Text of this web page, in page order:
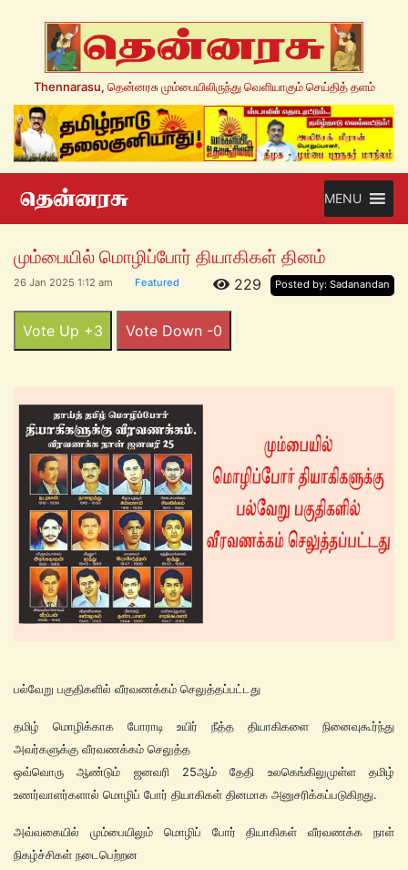
Thennarasu, தென்னரசு மும்பையிலிருந்து வெளியாகும் செய்தித் தளம்
MENU
மும்பையில் மொழிப்போர் தியாகிகள் தினம்
26 Jan 2025 1:12 am Featured Posted by: Sadanandan
229
Vote Up +3 Vote Down -0
பல்வேறு பகுதிகளில் வீரவணக்கம் செலுத்தப்பட்டது
தமிழ் மொழிக்காக போராடி உயிர் நீத்த தியாகிகளை நினைவுகூர்ந்து
அவர்களுக்கு வீரவணக்கம் செலுத்த
ஒவ்வொரு ஆண்டும் ஜனவரி 25ஆம் தேதி உலகெங்கிலுமுள்ள தமிழ்
உணர்வாளர்களால் மொழிப் போர் தியாகிகள் தினமாக அனுசரிக்கப்படுகிறது.
அவ்வகையில் மும்பையிலும் மொழிப் போர் தியாகிகள் வீரவணக்க நாள்
நிகழ்ச்சிகள் நடைபெற்றன